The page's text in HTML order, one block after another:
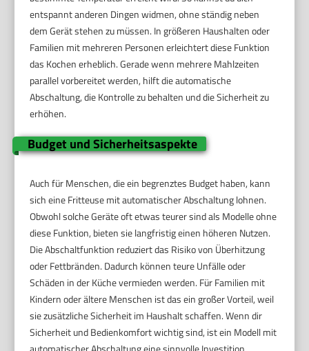
entspannt anderen Dingen widmen, ohne ständig neben
dem Gerät stehen zu müssen. In größeren Haushalten oder
Familien mit mehreren Personen erleichtert diese Funktion
das Kochen erheblich. Gerade wenn mehrere Mahlzeiten
parallel vorbereitet werden, hilft die automatische
Abschaltung, die Kontrolle zu behalten und die Sicherheit zu
erhöhen.
Budget und Sicherheitsaspekte
Auch für Menschen, die ein begrenztes Budget haben, kann
sich eine Fritteuse mit automatischer Abschaltung lohnen.
Obwohl solche Geräte oft etwas teurer sind als Modelle ohne
diese Funktion, bieten sie langfristig einen höheren Nutzen.
Die Abschaltfunktion reduziert das Risiko von Überhitzung
oder Fettbränden. Dadurch können teure Unfälle oder
Schäden in der Küche vermieden werden. Für Familien mit
Kindern oder ältere Menschen ist das ein großer Vorteil, weil
sie zusätzliche Sicherheit im Haushalt schaffen. Wenn dir
Sicherheit und Bedienkomfort wichtig sind, ist ein Modell mit